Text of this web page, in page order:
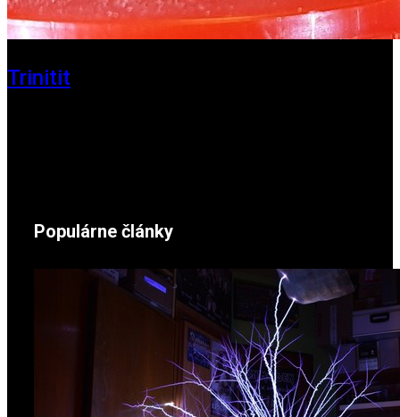
Trinitit
Populárne články